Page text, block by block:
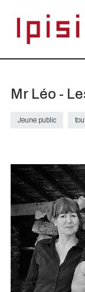
Mr Léo -
Jeune public